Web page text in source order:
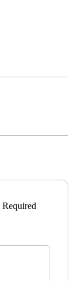
Required